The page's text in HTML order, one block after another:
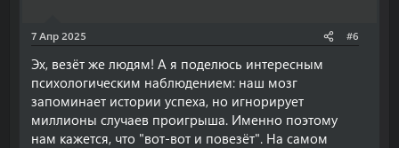
7 Апр 2025 #6
Эх, везёт же людям! А я поделюсь интересным
психологическим наблюдением: наш мозг
запоминает истории успеха, но игнорирует
миллионы случаев проигрыша. Именно поэтому
нам кажется, что "вот-вот и повезёт". На самом